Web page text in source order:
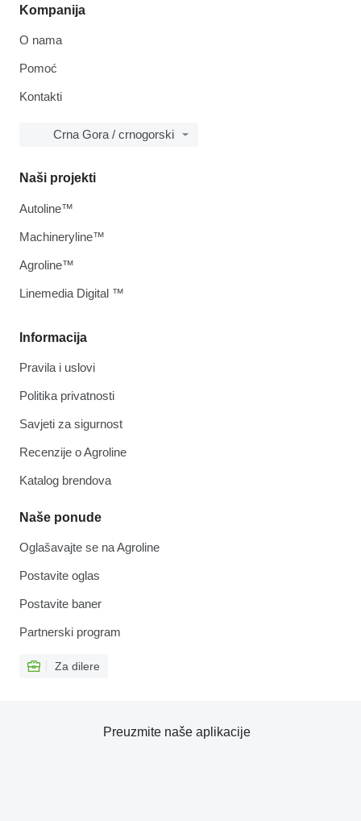
Kompanija
O nama
Pomoć
Kontakti
Crna Gora / crnogorski
Informacija
Pravila i uslovi
Politika privatnosti
Savjeti za sigurnost
Recenzije o Agroline
Katalog brendova
Naše ponude
Oglašavajte se na Agroline
Postavite oglas
Postavite baner
Partnerski program
Za dilere
Naši projekti
Autoline™
Machineryline™
Agroline™
Linemedia Digital ™
Preuzmite naše aplikacije